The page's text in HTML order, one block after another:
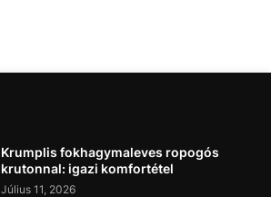
Krumplis fokhagymaleves ropogós
krutonnal: igazi komfortétel
Július 11, 2026